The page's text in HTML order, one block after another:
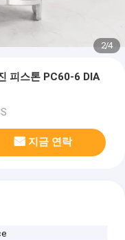
2/4
피스톤 PC60-6 DIA
지금 연락